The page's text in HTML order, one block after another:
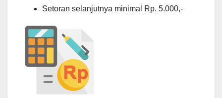
Setoran selanjutnya minimal Rp. 5.000,-